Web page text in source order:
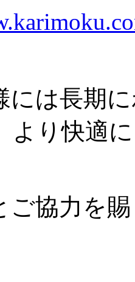
には長期
より快適
ご協力を